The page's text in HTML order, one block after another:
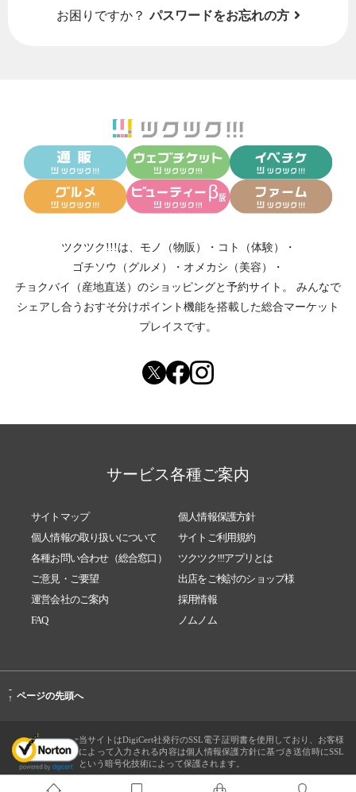
お困りですか？ パスワードをお忘れの方
ツクツク!!!は、 モノ（物販） ・ コト（体験）
・
ゴチソウ（グルメ）
・ オメカシ（美容）
・
チョクバイ（産地直送） のショッピングと予約サイト。
みんなで
シェアし合う おすそ分けポイント機能を搭載した総合マーケット
プレイスです。
サービス各種ご案内
サイトマップ
個人情報保護方針
個人情報の取り扱いについて
サイトご利用規約
各種お問い合わせ（総合窓口）
ツクツク!!!アプリとは
ご意見・ご要望
出店をご検討のショップ様
運営会社のご案内
採用情報
FAQ
ノムノム
-
↑ ページの先頭へ
当サイトはDigiCert社発行のSSL電子証明書を使用しており、お客様
によって入力される内容は個人情報保護方針に基づき送信時にSSL
という暗号化技術によって保護されます。